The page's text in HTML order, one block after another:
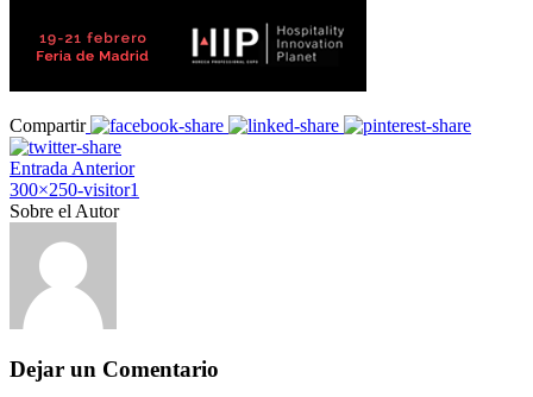
Compartir
Entrada Anterior
300×250-visitor1
Sobre el Autor
Dejar un Comentario